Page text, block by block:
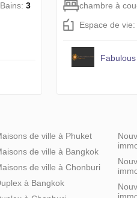
Bains: 3 chambre à
Espace de vie:
de ville à Phuket
de ville à Bangkok
de ville à Chonburi
à Bangkok